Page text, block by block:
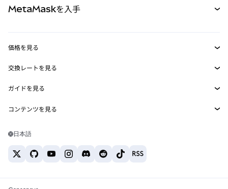
RWA
MetaMask Connect
Snaps
Web3サービス
MetaMaskを入手
セキュリティ
サポート
キャリア
お問い合わせ
価格を見る
イーサリアムの価格
Solanaの価格
Tetherの価格
交換レートを見る
ETH→USD
USDT→INR
BTC→INR
ETH→USDT
ガイドを見る
ETHの購入
USDTの購入
コンテンツを見る
Solanaウォレット
日本語